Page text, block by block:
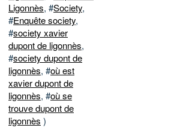
Ligonnès, #Society,
#Enquête society,
#society xavier
dupont de ligonnès,
#society dupont de
ligonnès, #où est
xavier dupont de
ligonnès, #où se
trouve dupont de
ligonnès )